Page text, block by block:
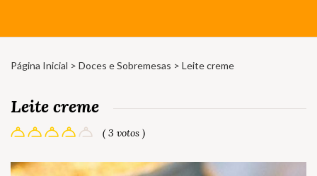
Página Inicial > Doces e Sobremesas > Leite creme
Leite creme
( 3 votos )